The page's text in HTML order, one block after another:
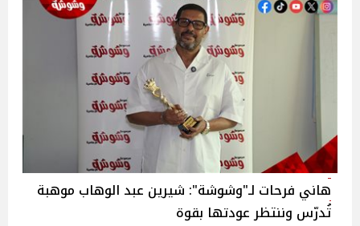
هاني فرحات لـ"وشوشة": شيرين عبد الوهاب موهبة
تُدرّس وننتظر عودتها بقوة